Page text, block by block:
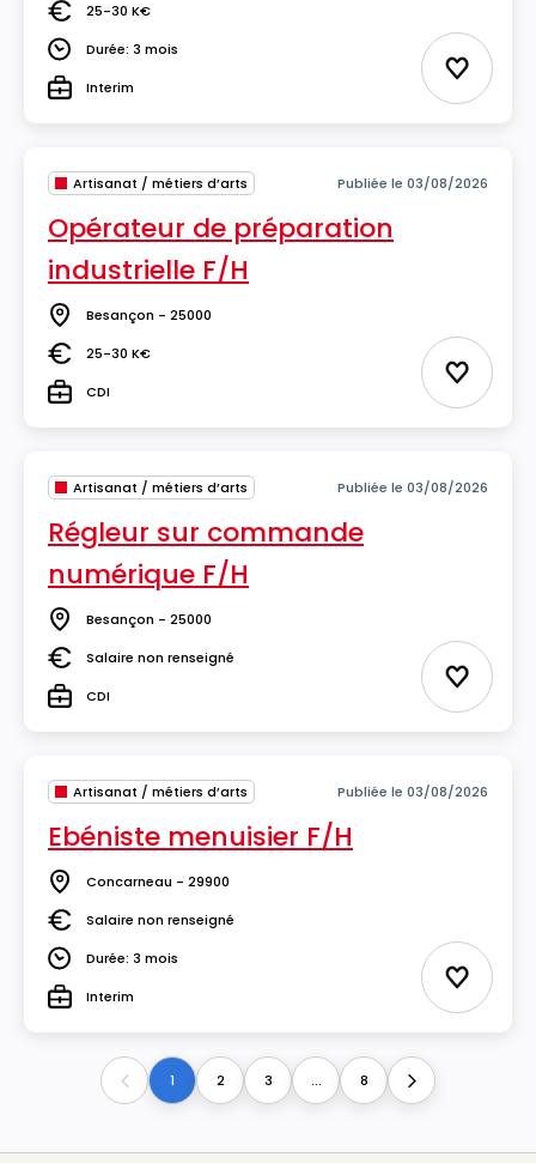
Salaire25-30 K€
DuréeDurée: 3 mois
TypeInterim Ajouter
Artisanat / métiers d’arts Publiée le 03/08/2026
Opérateur de préparation
industrielle F/H
Lieu Besançon - 25000
Salaire25-30 K€
TypeCDI Ajouter
Artisanat / métiers d’arts Publiée le 03/08/2026
Régleur sur commande
numérique F/H
Lieu Besançon - 25000
SalaireSalaire non renseigné
TypeCDI Ajouter
Artisanat / métiers d’arts Publiée le 03/08/2026
Ebéniste menuisier F/H
Lieu Concarneau - 29900
SalaireSalaire non renseigné
DuréeDurée: 3 mois
TypeInterim Ajouter
Previous1 2 3 ... 8 Next